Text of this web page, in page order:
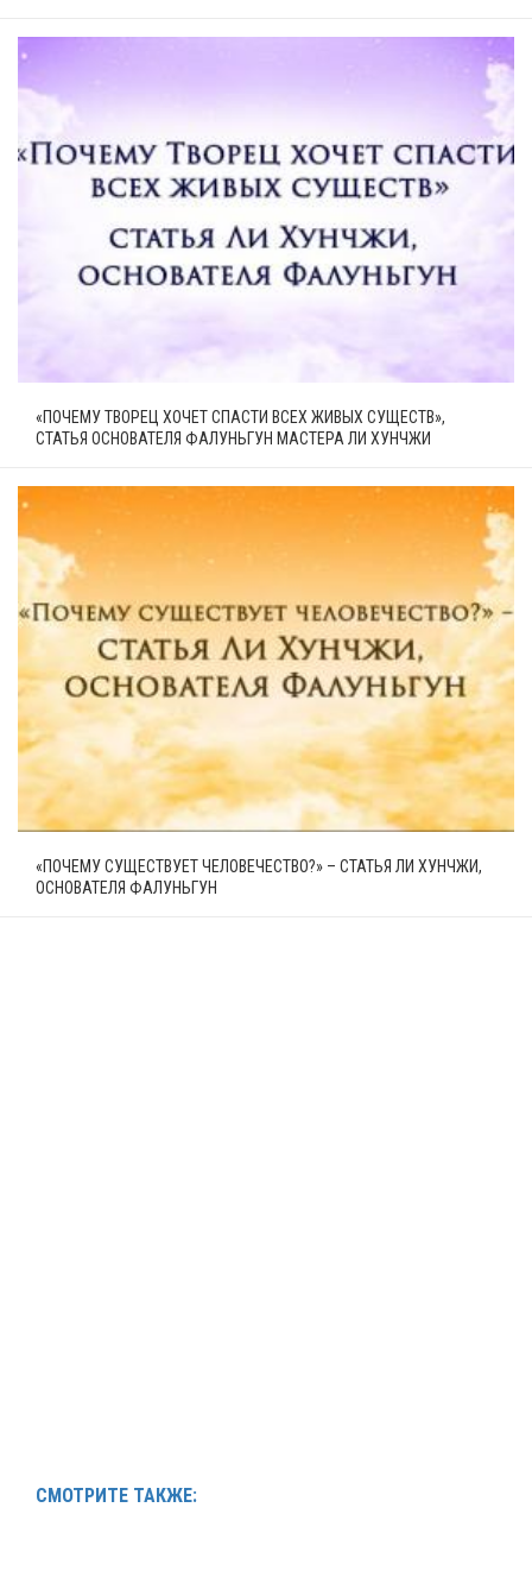
«ПОЧЕМУ ТВОРЕЦ ХОЧЕТ СПАСТИ ВСЕХ ЖИВЫХ СУЩЕСТВ»,
СТАТЬЯ ОСНОВАТЕЛЯ ФАЛУНЬГУН МАСТЕРА ЛИ ХУНЧЖИ
«ПОЧЕМУ СУЩЕСТВУЕТ ЧЕЛОВЕЧЕСТВО?» – СТАТЬЯ ЛИ ХУНЧЖИ,
ОСНОВАТЕЛЯ ФАЛУНЬГУН
СМОТРИТЕ ТАКЖЕ: